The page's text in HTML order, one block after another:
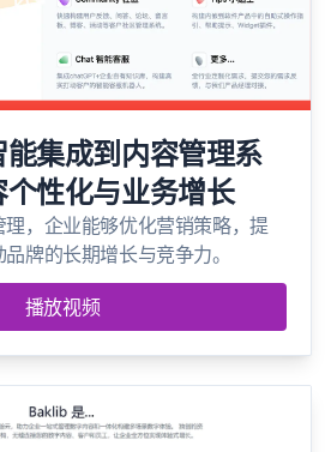
集成到内容管理系
性化与业务增长
，企业能够优化营销策略，提
牌的长期增长与竞争力。
播放视频